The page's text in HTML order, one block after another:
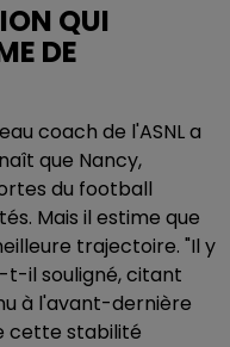
QUI
DE
coach de l'ASNL a
que Nancy,
du football
Mais il estime que
trajectoire. "Il y
t-il souligné, citant
à l'avant-dernière
cette stabilité